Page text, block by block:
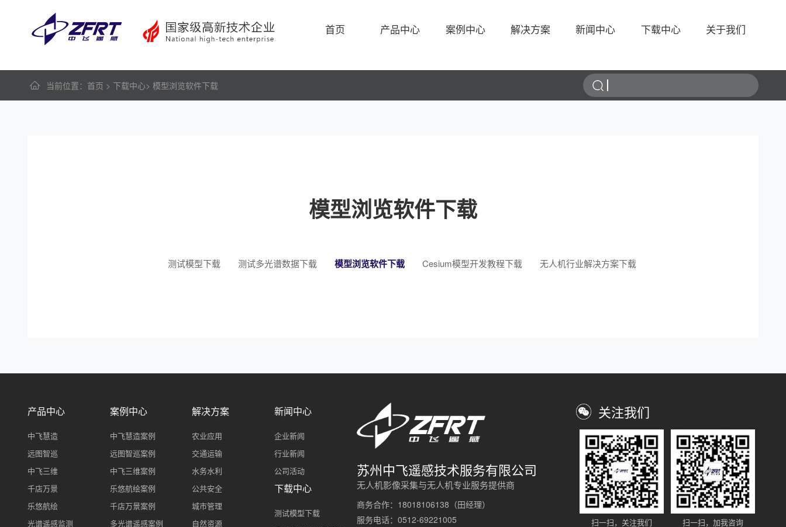
首页 产品中心 案例中心 解决方案 新闻中心 下载中心 关于我们
当前位置： 首页 > 下载中心> 模型浏览软件下载
模型浏览软件下载
测试模型下载 测试多光谱数据下载 模型浏览软件下载 Cesium模型开发教程下载 无人机行业解决方案下载
产品中心
中飞慧造
远图智巡
中飞三维
千店万景
乐悠航绘
光谱遥感监测
案例中心
中飞慧造案例
远图智巡案例
中飞三维案例
乐悠航绘案例
千店万景案例
多光谱遥感案例
解决方案
农业应用
交通运输
水务水利
公共安全
城市管理
自然资源
新闻中心
企业新闻
行业新闻
公司活动
下载中心
测试模型下载
苏州中飞遥感技术服务有限公司
无人机影像采集与无人机专业服务提供商
商务合作：18018106138（田经理）
服务电话：0512-69221005
关注我们
扫一扫，关注我们 扫一扫，加我咨询